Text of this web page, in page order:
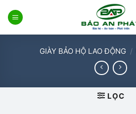
qua
GIÀY BẢO HỘ LAO ĐỘNG /
LỌC